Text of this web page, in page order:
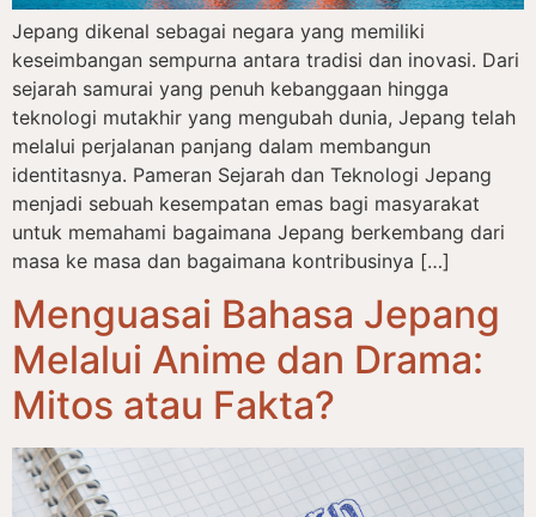
Jepang dikenal sebagai negara yang memiliki
keseimbangan sempurna antara tradisi dan inovasi. Dari
sejarah samurai yang penuh kebanggaan hingga
teknologi mutakhir yang mengubah dunia, Jepang telah
melalui perjalanan panjang dalam membangun
identitasnya. Pameran Sejarah dan Teknologi Jepang
menjadi sebuah kesempatan emas bagi masyarakat
untuk memahami bagaimana Jepang berkembang dari
masa ke masa dan bagaimana kontribusinya […]
Menguasai Bahasa Jepang
Melalui Anime dan Drama:
Mitos atau Fakta?